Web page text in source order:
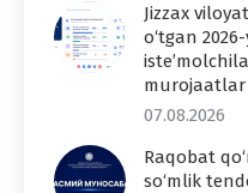
Jizzax
o‘tgan
07.08.2026
Raqobat
so‘mlik